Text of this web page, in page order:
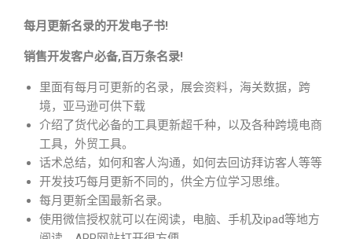
每月更新名录的开发电子书!
销售开发客户必备,百万条名录!
里面有每月可更新的名录，展会资料，海关数据，跨
境，亚马逊可供下载
介绍了货代必备的工具更新超千种，以及各种跨境电商
工具，外贸工具。
话术总结，如何和客人沟通，如何去回访拜访客人等等
开发技巧每月更新不同的，供全方位学习思维。
每月更新全国最新名录。
使用微信授权就可以在阅读，电脑、手机及ipad等地方